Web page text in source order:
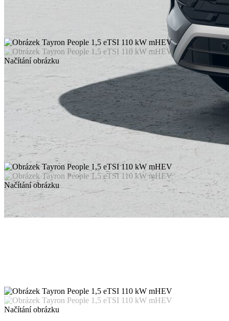
Načítání obrázku
Načítání obrázku
Načítání obrázku